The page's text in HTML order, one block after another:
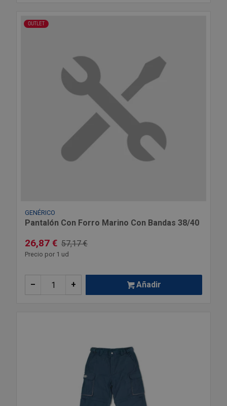
OUTLET
GENÉRICO
Pantalón Con Forro Marino Con Bandas 38/40
26,87 € 57,17 €
Precio por 1 ud
+
– Añadir